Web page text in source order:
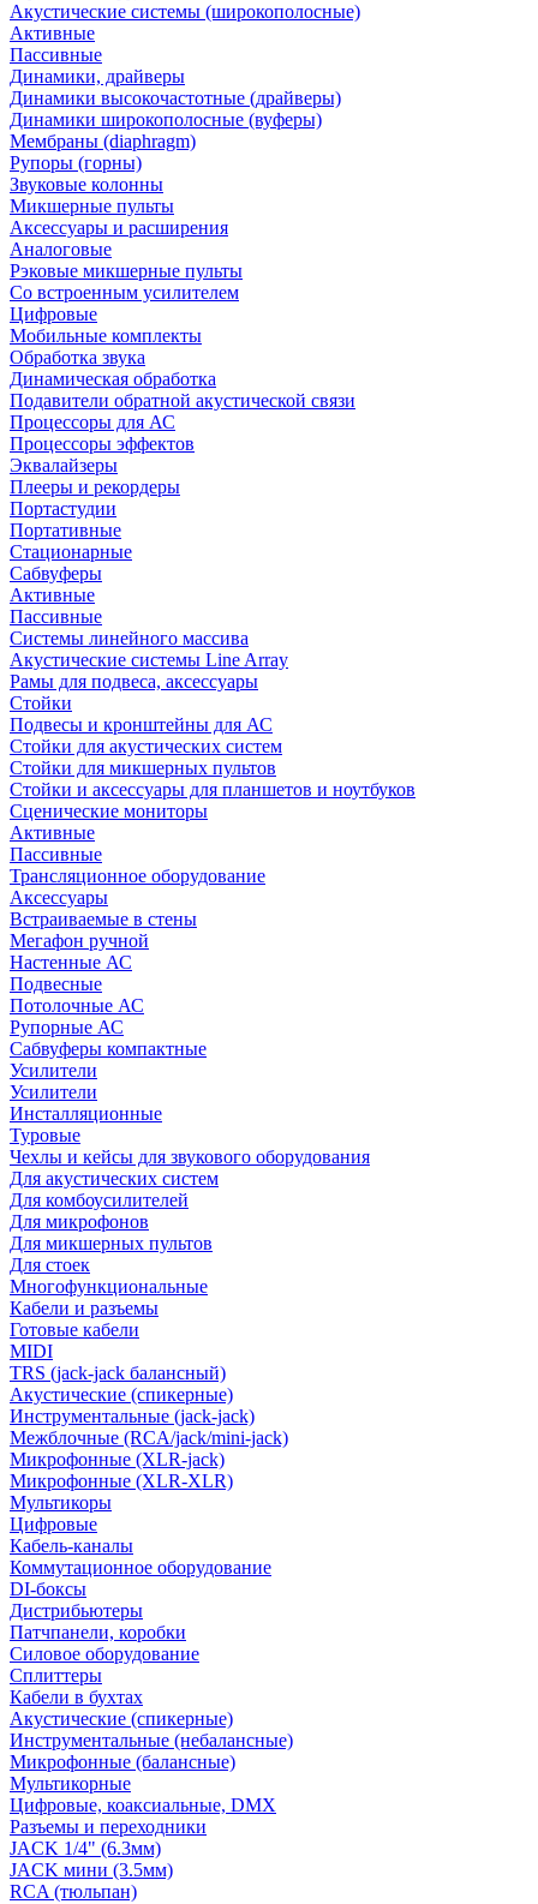
Акустические системы (широкополосные)
Активные
Пассивные
Динамики, драйверы
Динамики высокочастотные (драйверы)
Динамики широкополосные (вуферы)
Мембраны (diaphragm)
Рупоры (горны)
Звуковые колонны
Микшерные пульты
Аксессуары и расширения
Аналоговые
Рэковые микшерные пульты
Со встроенным усилителем
Цифровые
Мобильные комплекты
Обработка звука
Динамическая обработка
Подавители обратной акустической связи
Процессоры для АС
Процессоры эффектов
Эквалайзеры
Плееры и рекордеры
Портастудии
Портативные
Стационарные
Сабвуферы
Активные
Пассивные
Системы линейного массива
Акустические системы Line Array
Рамы для подвеса, аксессуары
Стойки
Подвесы и кронштейны для АС
Стойки для акустических систем
Стойки для микшерных пультов
Стойки и аксессуары для планшетов и ноутбуков
Сценические мониторы
Активные
Пассивные
Трансляционное оборудование
Аксессуары
Встраиваемые в стены
Мегафон ручной
Настенные АС
Подвесные
Потолочные АС
Рупорные АС
Сабвуферы компактные
Усилители
Усилители
Инсталляционные
Туровые
Чехлы и кейсы для звукового оборудования
Для акустических систем
Для комбоусилителей
Для микрофонов
Для микшерных пультов
Для стоек
Многофункциональные
Кабели и разъемы
Готовые кабели
MIDI
TRS (jack-jack балансный)
Акустические (спикерные)
Инструментальные (jack-jack)
Межблочные (RCA/jack/mini-jack)
Микрофонные (XLR-jack)
Микрофонные (XLR-XLR)
Мультикоры
Цифровые
Кабель-каналы
Коммутационное оборудование
DI-боксы
Дистрибьютеры
Патчпанели, коробки
Силовое оборудование
Сплиттеры
Кабели в бухтах
Акустические (спикерные)
Инструментальные (небалансные)
Микрофонные (балансные)
Мультикорные
Цифровые, коаксиальные, DMX
Разъемы и переходники
JACK 1/4" (6.3мм)
JACK мини (3.5мм)
RCA (тюльпан)